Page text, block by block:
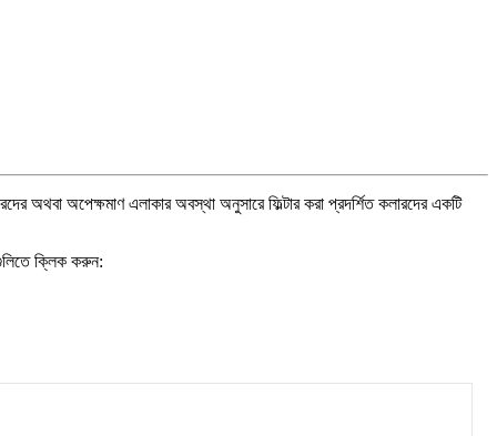
রদর অথব অপকমণ এলকর অবসথ অনসর ফটর কর পরদরত কলরদর একট
লত কক করন: